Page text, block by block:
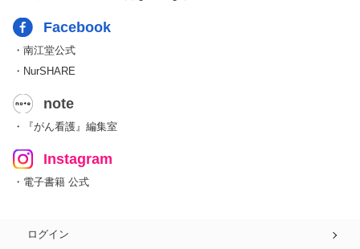
Facebook
・南江堂公式
・NurSHARE
note
・『がん看護』編集室
Instagram
・電子書籍 公式
ログイン